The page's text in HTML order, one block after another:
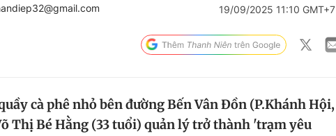
19/09/2025 11:10 GMT+7
cà phê nhỏ bên đường Bến Vân Đồn (P.Khánh Hội,
Thị Bé Hằng (33 tuổi) quản lý trở thành 'trạm yêu